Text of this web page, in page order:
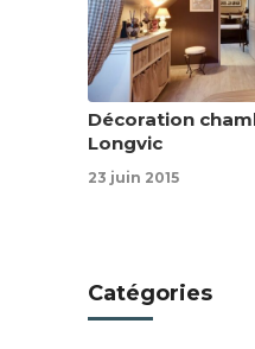
Décoration
Longvic
23 juin 2015
Catégories